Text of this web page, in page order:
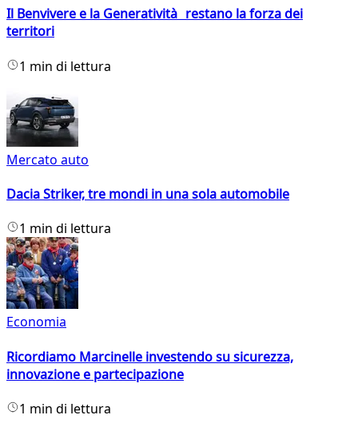
Il Benvivere e la Generatività restano la forza dei
territori
1 min di lettura
Mercato auto
Dacia Striker, tre mondi in una sola automobile
1 min di lettura
Economia
Ricordiamo Marcinelle investendo su sicurezza,
innovazione e partecipazione
1 min di lettura